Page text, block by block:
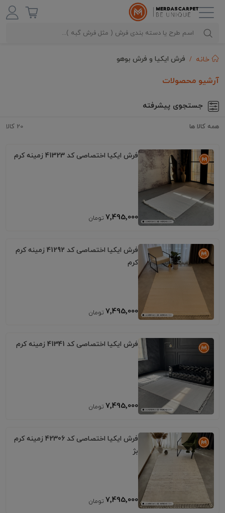
خانه فرش ایکیا و فرش بوهو
آرشیو محصولات
جستجوی پیشرفته
همه کالا ها 20 کالا
فرش ایکیا اختصاصی کد 41323 زمینه کرم
7٬495٬000
فرش ایکیا اختصاصی کد 41292 زمینه کرم
کرم
7٬495٬000
فرش ایکیا اختصاصی کد 41341 زمینه کرم
7٬495٬000
فرش ایکیا اختصاصی کد 42306 زمینه کرم
بژ
7٬495٬000